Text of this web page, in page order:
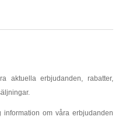
aktuella erbjudanden, rabatter,
information om våra erbjudanden